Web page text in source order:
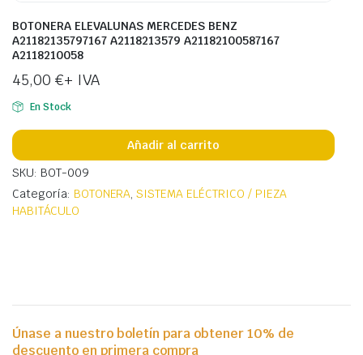
BOTONERA ELEVALUNAS MERCEDES BENZ
A21182135797167 A2118213579 A21182100587167
A2118210058
45,00 €+ IVA
En Stock
Añadir al carrito
SKU: BOT-009
Categoría: BOTONERA,SISTEMA ELÉCTRICO / PIEZA
HABITÁCULO
Únase a nuestro boletín para obtener 10% de
descuento en primera compra